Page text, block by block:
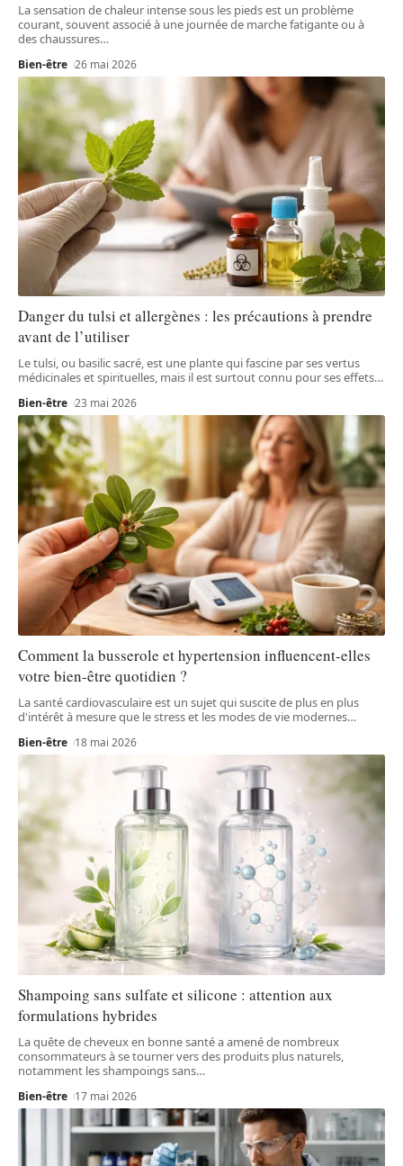
La sensation de chaleur intense sous les pieds est un problème
courant, souvent associé à une journée de marche fatigante ou à
des chaussures…
Bien-être 26 mai 2026
Danger du tulsi et allergènes : les précautions à prendre
avant de l’utiliser
Le tulsi, ou basilic sacré, est une plante qui fascine par ses vertus
médicinales et spirituelles, mais il est surtout connu pour ses effets…
Bien-être 23 mai 2026
Comment la busserole et hypertension influencent-elles
votre bien-être quotidien ?
La santé cardiovasculaire est un sujet qui suscite de plus en plus
d'intérêt à mesure que le stress et les modes de vie modernes…
Bien-être 18 mai 2026
Shampoing sans sulfate et silicone : attention aux
formulations hybrides
La quête de cheveux en bonne santé a amené de nombreux
consommateurs à se tourner vers des produits plus naturels,
notamment les shampoings sans…
Bien-être 17 mai 2026